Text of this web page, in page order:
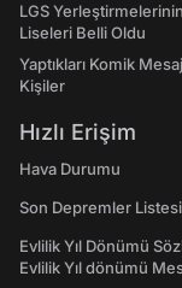
LGS
Liseleri Belli Oldu
Yaptıkları Komik
Kişiler
Hızlı Erişim
Hava Durumu
Son Depremler Listesi
Evlilik Yıl Dönümü
Evlilik Yıl dönümü